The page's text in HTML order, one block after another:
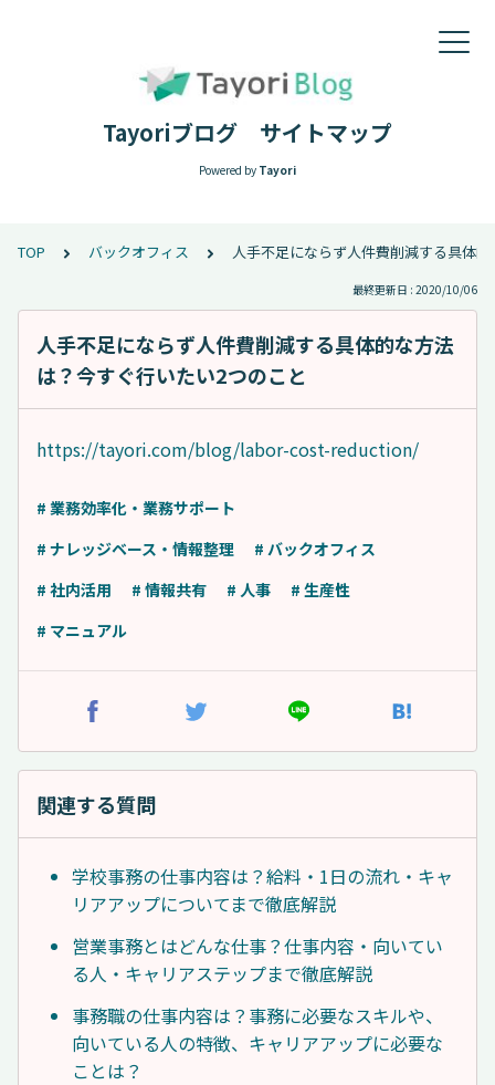
Tayoriブログ サイトマップ
Powered by Tayori
TOP バックオフィス 人手不足にならず人件費削減する具体
最終更新日 : 2020/10/06
人手不足にならず人件費削減する具体的な方法
は？今すぐ行いたい2つのこと
https://tayori.com/blog/labor-cost-reduction/
# 業務効率化・業務サポート
# ナレッジベース・情報整理
# バックオフィス
# 社内活用
# 情報共有 # 人事
# 生産性
# マニュアル
関連する質問
学校事務の仕事内容は？給料・1日の流れ・キャ
リアアップについてまで徹底解説
営業事務とはどんな仕事？仕事内容・向いてい
る人・キャリアステップまで徹底解説
事務職の仕事内容は？事務に必要なスキルや、
向いている人の特徴、キャリアアップに必要な
ことは？